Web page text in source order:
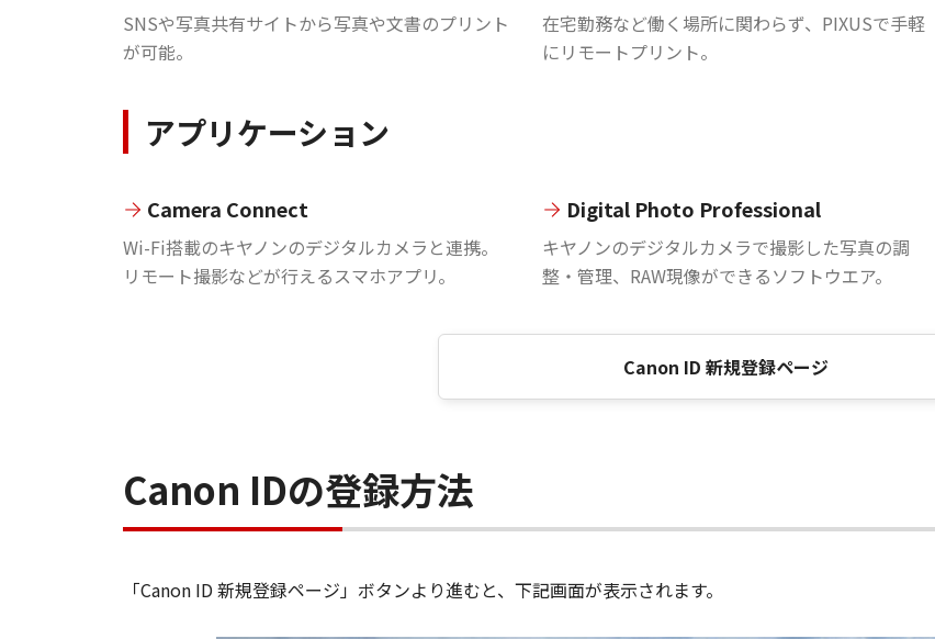
SNSや写真共有サイトから写真や文書のプリント
が可能。
在宅勤務など働く場所に関わらず、PIXUSで手軽
にリモートプリント。
アプリケーション
Camera Connect
Wi-Fi搭載のキヤノンのデジタルカメラと連携。
リモート撮影などが行えるスマホアプリ。
Digital Photo Professional
キヤノンのデジタルカメラで撮影した写真の調
整・管理、RAW現像ができるソフトウエア。
Canon ID 新規登録ページ
Canon IDの登録方法
「Canon ID 新規登録ページ」ボタンより進むと、下記画面が表示されます。